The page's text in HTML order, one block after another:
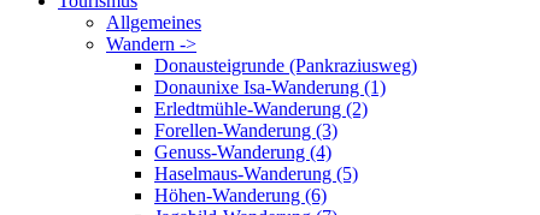
Allgemeines
Wandern ->
Donausteigrunde (Pankraziusweg)
Donaunixe Isa-Wanderung (1)
Erledtmühle-Wanderung (2)
Forellen-Wanderung (3)
Genuss-Wanderung (4)
Haselmaus-Wanderung (5)
Höhen-Wanderung (6)